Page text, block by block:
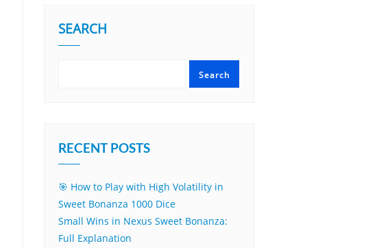
SEARCH
Search
RECENT POSTS
🎯 How to Play with High Volatility in
Sweet Bonanza 1000 Dice
Small Wins in Nexus Sweet Bonanza:
Full Explanation